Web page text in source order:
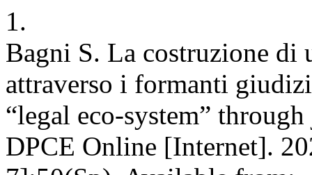
1.
Bagni S. La costruzione di
attraverso i formanti
“legal eco-system”
DPCE Online [Internet].